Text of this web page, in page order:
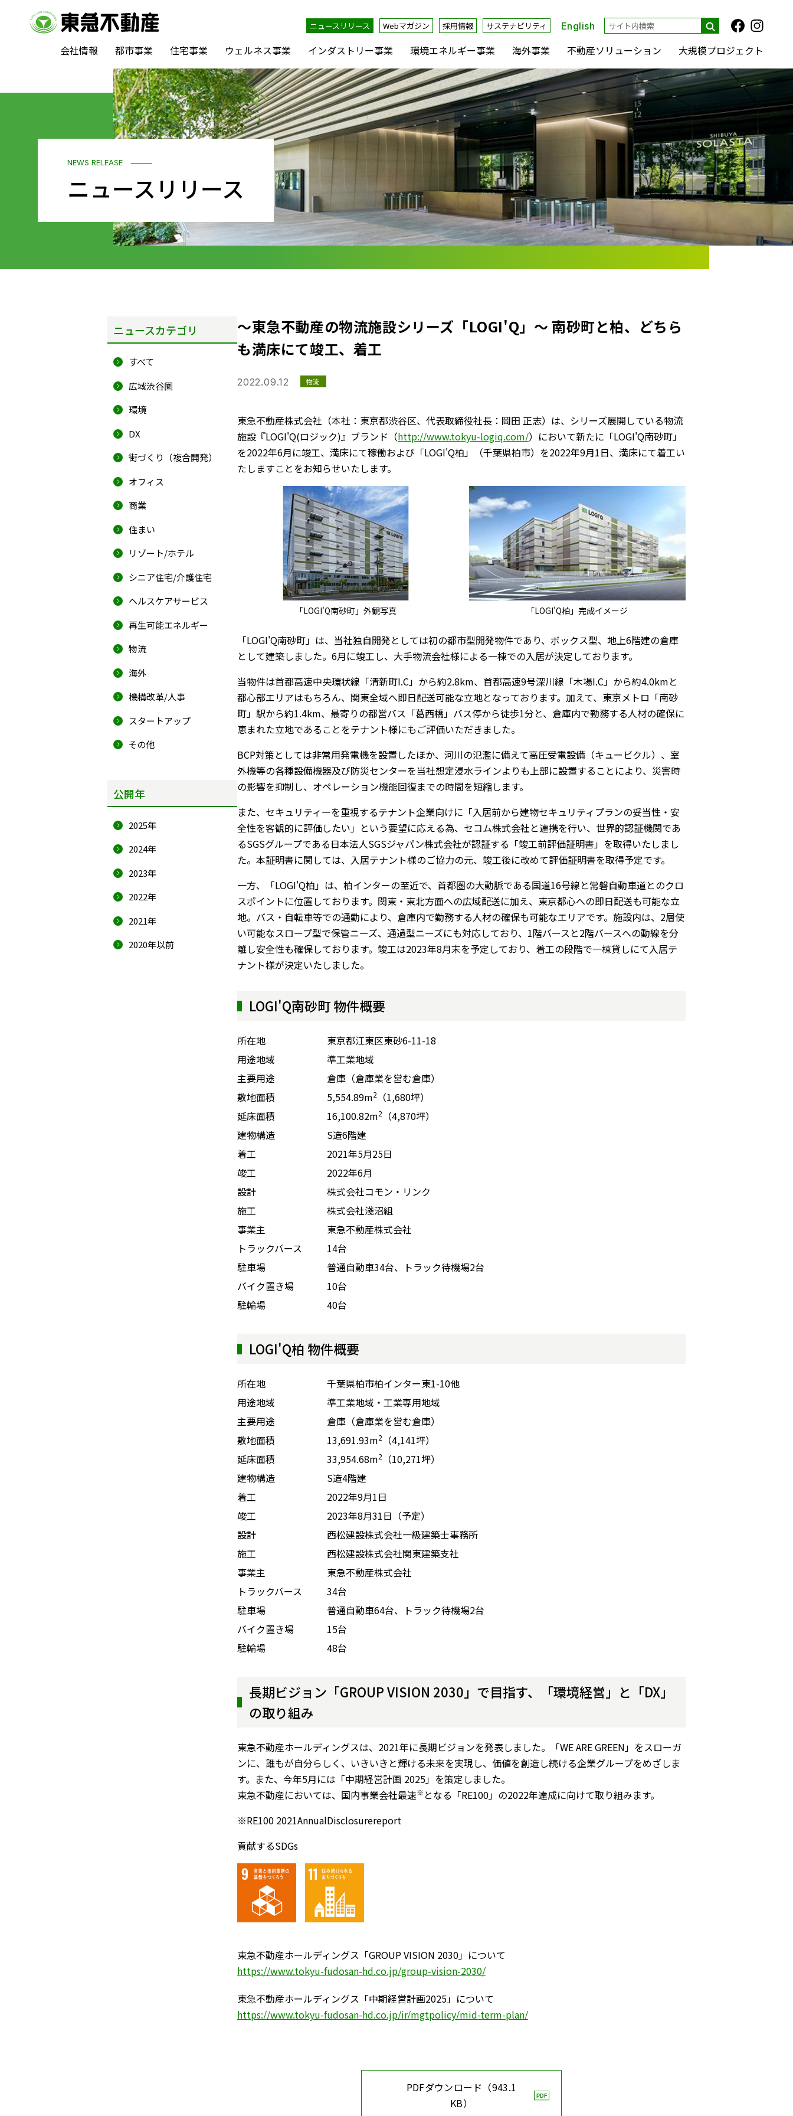
ニュースリリース Webマガジン 採用情報 サステナビリティ English
会社情報 都市事業 住宅事業 ウェルネス事業 インダストリー事業 環境エネルギー事業 海外事業 不動産ソリューション 大規模プロジェクト
NEWS RELEASE
ニュースリリース
ニュースカテゴリ
すべて
広域渋谷圏
環境
DX
街づくり（複合開発）
オフィス
商業
住まい
リゾート/ホテル
シニア住宅/介護住宅
ヘルスケアサービス
再生可能エネルギー
物流
海外
機構改革/人事
スタートアップ
その他
公開年
2025年
2024年
2023年
2022年
2021年
2020年以前
～東急不動産の物流施設シリーズ「LOGI'Q」～ 南砂町と柏、どちら
も満床にて竣工、着工
2022.09.12 物流
東急不動産株式会社（本社：東京都渋谷区、代表取締役社長：岡田 正志）は、シリーズ展開している物流
施設『LOGI'Q(ロジック)』ブランド（http://www.tokyu-logiq.com/）において新たに「LOGI'Q南砂町」
を2022年6月に竣工、満床にて稼働および「LOGI'Q柏」（千葉県柏市）を2022年9月1日、満床にて着工い
たしますことをお知らせいたします。
「LOGI'Q南砂町」外観写真 「LOGI'Q柏」完成イメージ
「LOGI'Q南砂町」は、当社独自開発としては初の都市型開発物件であり、ボックス型、地上6階建の倉庫
として建築しました。6月に竣工し、大手物流会社様による一棟での入居が決定しております。
当物件は首都高速中央環状線「清新町I.C」から約2.8km、首都高速9号深川線「木場I.C」から約4.0kmと
都心部エリアはもちろん、関東全域へ即日配送可能な立地となっております。加えて、東京メトロ「南砂
町」駅から約1.4km、最寄りの都営バス「葛西橋」バス停から徒歩1分と、倉庫内で勤務する人材の確保に
恵まれた立地であることをテナント様にもご評価いただきました。
BCP対策としては非常用発電機を設置したほか、河川の氾濫に備えて高圧受電設備（キュービクル）、室
外機等の各種設備機器及び防災センターを当社想定浸水ラインよりも上部に設置することにより、災害時
の影響を抑制し、オペレーション機能回復までの時間を短縮します。
また、セキュリティーを重視するテナント企業向けに「入居前から建物セキュリティプランの妥当性・安
全性を客観的に評価したい」という要望に応える為、セコム株式会社と連携を行い、世界的認証機関であ
るSGSグループである日本法人SGSジャパン株式会社が認証する「竣工前評価証明書」を取得いたしまし
た。本証明書に関しては、入居テナント様のご協力の元、竣工後に改めて評価証明書を取得予定です。
一方、「LOGI'Q柏」は、柏インターの至近で、首都圏の大動脈である国道16号線と常磐自動車道とのクロ
スポイントに位置しております。関東・東北方面への広域配送に加え、東京都心への即日配送も可能な立
地。バス・自転車等での通勤により、倉庫内で勤務する人材の確保も可能なエリアです。施設内は、2層使
い可能なスロープ型で保管ニーズ、通過型ニーズにも対応しており、1階バースと2階バースへの動線を分
離し安全性も確保しております。竣工は2023年8月末を予定しており、着工の段階で一棟貸しにて入居テ
ナント様が決定いたしました。
LOGI'Q南砂町 物件概要
所在地
東京都江東区東砂6-11-18
用途地域
準工業地域
主要用途
倉庫（倉庫業を営む倉庫）
敷地面積
5,554.89m2
（1,680坪）
延床面積
16,100.82m2
（4,870坪）
建物構造
S造6階建
着工
2021年5月25日
竣工
2022年6月
設計
株式会社コモン・リンク
施工
株式会社淺沼組
事業主
東急不動産株式会社
トラックバース
14台
駐車場
普通自動車34台、トラック待機場2台
バイク置き場
10台
駐輪場
40台
LOGI'Q柏 物件概要
所在地
千葉県柏市柏インター東1-10他
用途地域
準工業地域・工業専用地域
主要用途
倉庫（倉庫業を営む倉庫）
敷地面積
13,691.93m2
（4,141坪）
延床面積
33,954.68m2
（10,271坪）
建物構造
S造4階建
着工
2022年9月1日
竣工
2023年8月31日（予定）
設計
西松建設株式会社一級建築士事務所
施工
西松建設株式会社関東建築支社
事業主
東急不動産株式会社
トラックバース
34台
駐車場
普通自動車64台、トラック待機場2台
バイク置き場
15台
駐輪場
48台
長期ビジョン「GROUP VISION 2030」で目指す、「環境経営」と「DX」
の取り組み
東急不動産ホールディングスは、2021年に長期ビジョンを発表しました。「WE ARE GREEN」をスローガ
ンに、誰もが自分らしく、いきいきと輝ける未来を実現し、価値を創造し続ける企業グループをめざしま
す。また、今年5月には「中期経営計画 2025」を策定しました。
東急不動産においては、国内事業会社最速※ となる「RE100」の2022年達成に向けて取り組みます。
※RE100 2021AnnualDisclosurereport
貢献するSDGs
東急不動産ホールディングス 「GROUP VISION 2030」について
https://www.tokyu-fudosan-hd.co.jp/group-vision-2030/
東急不動産ホールディングス 「中期経営計画2025」について
https://www.tokyu-fudosan-hd.co.jp/ir/mgtpolicy/mid-term-plan/
PDFダウンロード（943.1
KB）